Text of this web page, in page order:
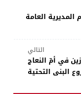
المديرية العامة
التالي
في أمّ النعاج
البنى التحتية